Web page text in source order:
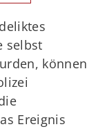
selbst
können
Ereignis